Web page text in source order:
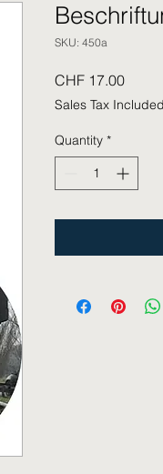
SKU: 450a
CHF 17.00Price
Sales Tax Included
Quantity *